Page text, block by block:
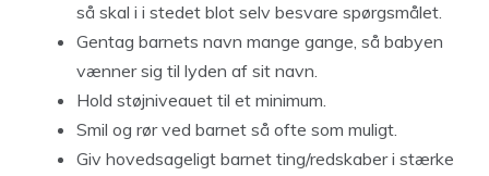
så skal i i stedet blot selv besvare spørgsmålet.
Gentag barnets navn mange gange, så babyen
vænner sig til lyden af sit navn.
Hold støjniveauet til et minimum.
Smil og rør ved barnet så ofte som muligt.
Giv hovedsageligt barnet ting/redskaber i stærke